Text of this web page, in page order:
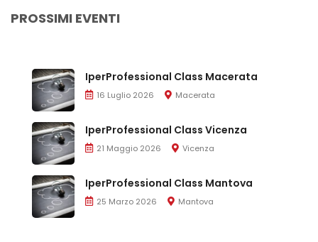
PROSSIMI EVENTI
IperProfessional Class Macerata
16 Luglio 2026 Macerata
IperProfessional Class Vicenza
21 Maggio 2026 Vicenza
IperProfessional Class Mantova
25 Marzo 2026 Mantova